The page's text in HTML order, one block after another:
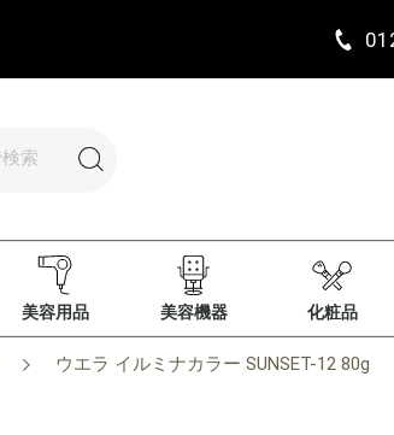
美容用品 美容機器 化粧品
ウエラ イルミナカラー SUNSET-12 80g